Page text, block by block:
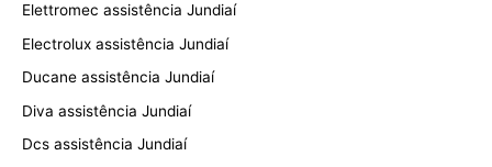
Elettromec assistência Jundiaí
Electrolux assistência Jundiaí
Ducane assistência Jundiaí
Diva assistência Jundiaí
Dcs assistência Jundiaí